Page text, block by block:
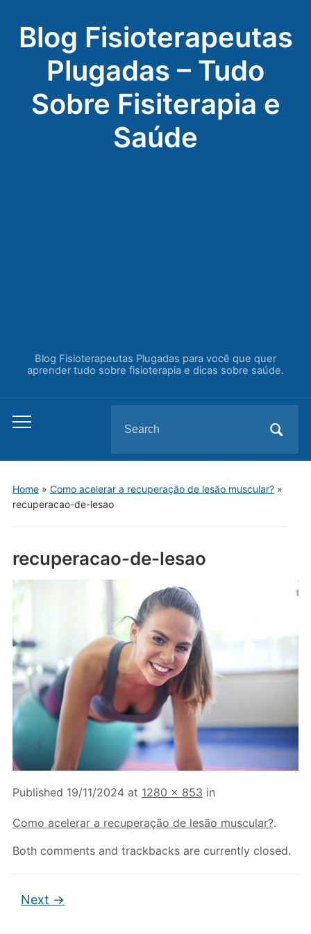
Blog Fisioterapeutas
Plugadas – Tudo
Sobre Fisiterapia e
Saúde
Blog Fisioterapeutas Plugadas para você que quer
aprender tudo sobre fisioterapia e dicas sobre saúde.
Toggle
menu
for:
Home» Como acelerar a recuperação de lesão muscular?»
recuperacao-de-lesao
recuperacao-de-lesao
Published 19/11/2024at 1280 × 853 in
Como acelerar a recuperação de lesão muscular?.
Both comments and trackbacks are currently closed.
Next →